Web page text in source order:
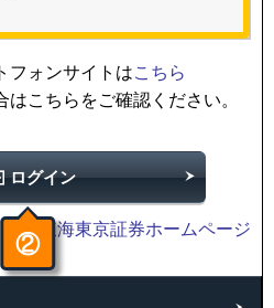
フォンサイトはこちら
こちらをご確認ください。
ログイン
②
東海東京証券ホームページ